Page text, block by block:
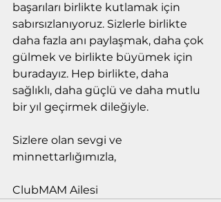
başarıları birlikte kutlamak için
sabırsızlanıyoruz. Sizlerle birlikte
daha fazla anı paylaşmak, daha çok
gülmek ve birlikte büyümek için
buradayız. Hep birlikte, daha
sağlıklı, daha güçlü ve daha mutlu
bir yıl geçirmek dileğiyle.
Sizlere olan sevgi ve
minnettarlığımızla,
ClubMAM Ailesi